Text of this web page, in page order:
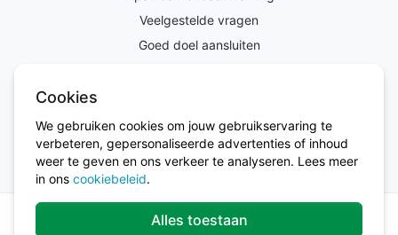
Veelgestelde vragen
Goed doel aansluiten
Algemene voorwaarden
Cookies
We gebruiken cookies om jouw gebruikservaring te
verbeteren, gepersonaliseerde advertenties of inhoud
weer te geven en ons verkeer te analyseren. Lees meer
in ons cookiebeleid.
Alles toestaan